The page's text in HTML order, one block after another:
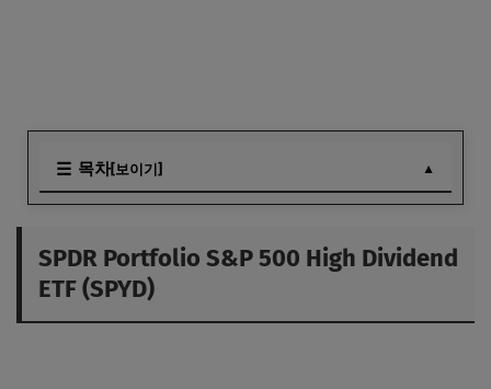
목차[보이기]
Invesco S&P 500 High Dividend Low Volatility ETF (SPHD)
Global X SuperDividend U.S. ETF (DIV)
SPDR Portfolio S&P 500 High Dividend
ETF (SPYD)